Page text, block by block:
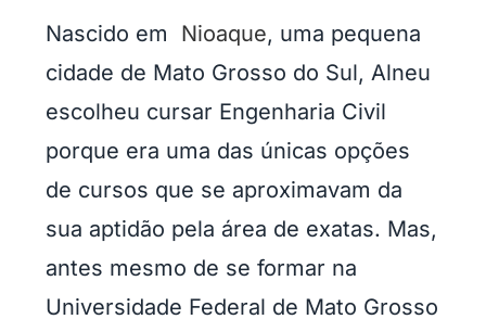
Nascido em Nioaque, uma pequena
cidade de Mato Grosso do Sul, Alneu
escolheu cursar Engenharia Civil
porque era uma das únicas opções
de cursos que se aproximavam da
sua aptidão pela área de exatas. Mas,
antes mesmo de se formar na
Universidade Federal de Mato Grosso